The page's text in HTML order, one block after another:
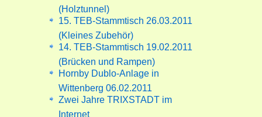
(Holztunnel)
15. TEB-Stammtisch 26.03.2011
(Kleines Zubehör)
14. TEB-Stammtisch 19.02.2011
(Brücken und Rampen)
Hornby Dublo-Anlage in
Wittenberg 06.02.2011
Zwei Jahre TRIXSTADT im
Internet